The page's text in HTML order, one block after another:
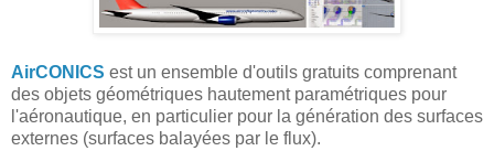
AirCONICS est un ensemble d'outils gratuits comprenant
des objets géométriques hautement paramétriques pour
l'aéronautique, en particulier pour la génération des surfaces
externes (surfaces balayées par le flux).